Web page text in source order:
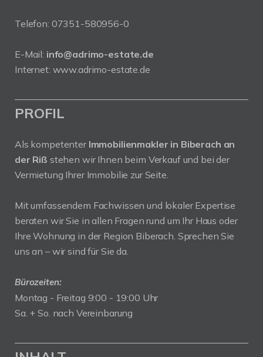
Telefon: 07351-580956-0
E-Mail: info@adrimo-estate.de
Internet: www.adrimo-estate.de
PROFIL
Als kompetenter Immobilienmakler in Biberach an
der Riß stehen wir Ihnen beim Verkauf und bei der
Vermietung Ihrer Immobilie zur Seite.
Mit umfassendem Fachwissen und lokaler Expertise
beraten wir Sie in allen Fragen rund um Ihr Haus oder
Ihre Wohnung in der Region Biberach. Sprechen Sie
uns an – wir sind für Sie da.
Bürozeiten:
Montag - Freitag 9:00 - 19:00 Uhr
Sa. + So. nach Vereinbarung